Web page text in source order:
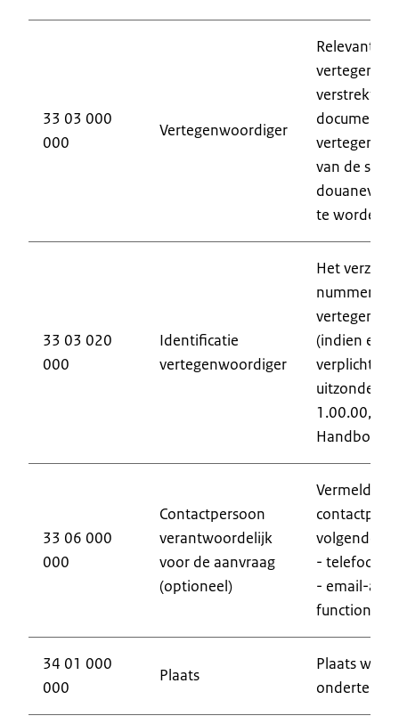
33 03 000
000
Vertegenwoordiger
Relevante
verstrekt.
document
van de
te worden
33 03 020
000
Identificatie
vertegenwoordiger
Het
nummer
(indien een
verplicht
1.00.00,
Handboek).
33 06 000
000
Contactpersoon
verantwoordelijk
voor de aanvraag
(optioneel)
Vermeld de
volgende
-
- email-
functionele
34 01 000
000
Plaats
Plaats